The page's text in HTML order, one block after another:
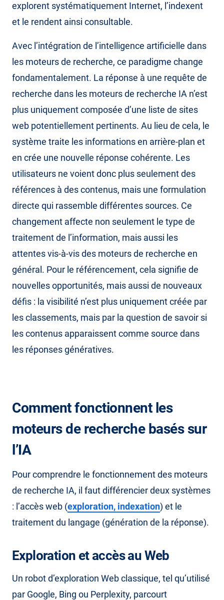
explorent systématiquement Internet, l’indexent
et le rendent ainsi consultable.
Avec l’intégration de l’intelligence artificielle dans
les moteurs de recherche, ce paradigme change
fondamentalement. La réponse à une requête de
recherche dans les moteurs de recherche IA n’est
plus uniquement composée d’une liste de sites
web potentiellement pertinents. Au lieu de cela, le
système traite les informations en arrière-plan et
en crée une nouvelle réponse cohérente. Les
utilisateurs ne voient donc plus seulement des
références à des contenus, mais une formulation
directe qui rassemble différentes sources. Ce
changement affecte non seulement le type de
traitement de l’information, mais aussi les
attentes vis-à-vis des moteurs de recherche en
général. Pour le référencement, cela signifie de
nouvelles opportunités, mais aussi de nouveaux
défis : la visibilité n’est plus uniquement créée par
les classements, mais par la question de savoir si
les contenus apparaissent comme source dans
les réponses génératives.
Comment fonctionnent les
moteurs de recherche basés sur
l’IA
Pour comprendre le fonctionnement des moteurs
de recherche IA, il faut différencier deux systèmes
: l’accès web (exploration, indexation) et le
traitement du langage (génération de la réponse).
Exploration et accès au Web
Un robot d’exploration Web classique, tel qu’utilisé
par Google, Bing ou Perplexity, parcourt